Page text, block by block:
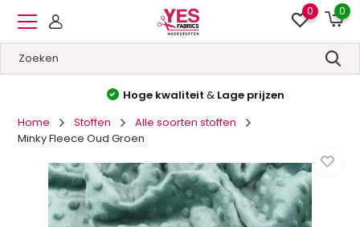
0 0
Hoge kwaliteit&Lage prijzen
Home
Stoffen
Alle soorten stoffen
Minky Fleece Oud Groen